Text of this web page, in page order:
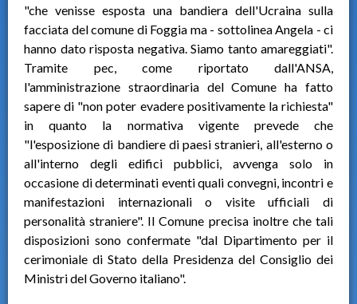
"che venisse esposta una bandiera dell'Ucraina sulla
facciata del comune di Foggia ma - sottolinea Angela - ci
hanno dato risposta negativa. Siamo tanto amareggiati".
Tramite pec, come riportato dall'ANSA,
l'amministrazione straordinaria del Comune ha fatto
sapere di "non poter evadere positivamente la richiesta"
in quanto la normativa vigente prevede che
"l'esposizione di bandiere di paesi stranieri, all'esterno o
all'interno degli edifici pubblici, avvenga solo in
occasione di determinati eventi quali convegni, incontri e
manifestazioni internazionali o visite ufficiali di
personalità straniere". Il Comune precisa inoltre che tali
disposizioni sono confermate "dal Dipartimento per il
cerimoniale di Stato della Presidenza del Consiglio dei
Ministri del Governo italiano".